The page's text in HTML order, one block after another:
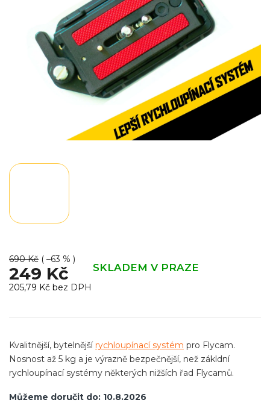
hvězdiček.
690 Kč ( –63 % )
249 Kč SKLADEM V PRAZE
205,79 Kč bez DPH
cena:
Můžeme doručit do: 10.8.2026
Kvalitnější, bytelnější rychloupínací systém pro Flycam.
Nosnost až 5 kg a je výrazně bezpečnější, než zákldní
rychloupínací systémy některých nižších řad Flycamů.